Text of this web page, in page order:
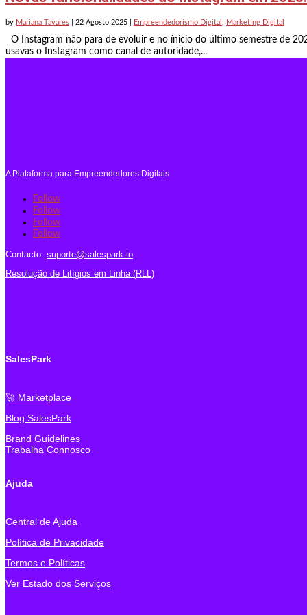
by Mariana Tavares 22 Agosto 2025 Empreendedorismo Digital Marketing Digital
O Instagram não para de evoluir e no ínicio do último semestre de
usavas o Instagram como canal de autoridade,...
A Plataforma para Empreendedores Digitais
Follow
Follow
Follow
Follow
Contacto: suporte@salespark.io
Resolução de Litígios em Linha (RLL)
SalesPark
🚀 Marketplace
Blog SalesPark
Brand Guidelines
Trabalha Connosco
Ajuda
Central de Ajuda
Política de Privacidade
Termos e Políticas
Ver Estado dos Serviços